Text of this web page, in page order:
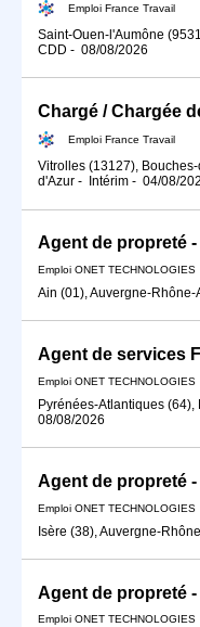
Emploi France Travail
Saint-Ouen-l'Aumône
CDD - 08/08/2026
Emploi France Travail
Vitrolles (13127),
d'Azur - Intérim - 04/08/
Agent de propreté -
Emploi ONET TECHNOLOGIES
Ain (01), Auvergne-Rhône-
Agent de services
Emploi ONET TECHNOLOGIES
Pyrénées-Atlantiques
08/08/2026
Emploi ONET TECHNOLOGIES
Isère (38), Auvergne-
Emploi ONET TECHNOLOGIES